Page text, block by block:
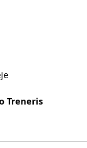
Treneris